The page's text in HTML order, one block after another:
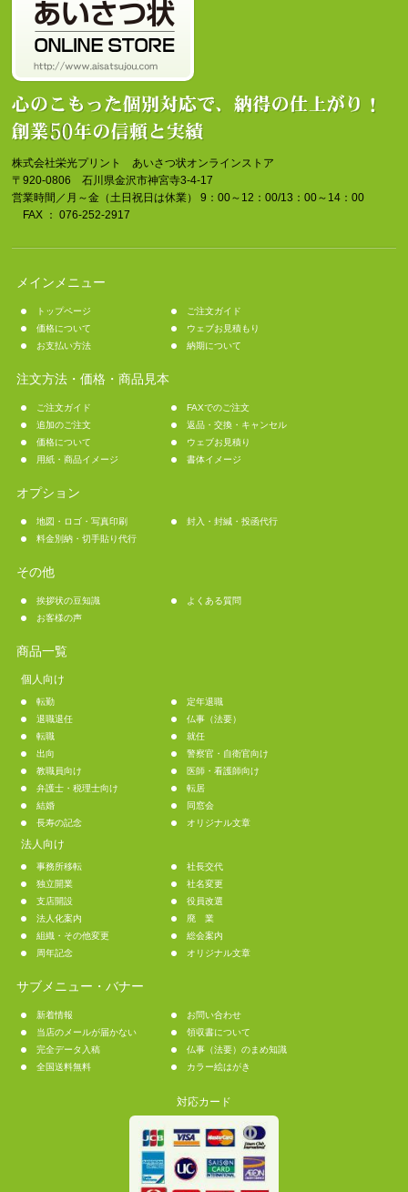
株式会社栄光プリント あいさつ状オンラインストア
〒920-0806 石川県金沢市神宮寺3-4-17
営業時間／月～金（土日祝日は休業） 9：00～12：00/13：00～14：00
FAX ： 076-252-2917
メインメニュー
トップページ
ご注文ガイド
価格について
ウェブお見積もり
お支払い方法
納期について
注文方法・価格・商品見本
ご注文ガイド
FAXでのご注文
追加のご注文
返品・交換・キャンセル
価格について
ウェブお見積り
用紙・商品イメージ
書体イメージ
オプション
地図・ロゴ・写真印刷
封入・封緘・投函代行
料金別納・切手貼り代行
その他
挨拶状の豆知識
よくある質問
お客様の声
商品一覧
個人向け
転勤
定年退職
退職退任
仏事（法要）
転職
就任
出向
警察官・自衛官向け
教職員向け
医師・看護師向け
弁護士・税理士向け
転居
結婚
同窓会
長寿の記念
オリジナル文章
法人向け
事務所移転
社長交代
独立開業
社名変更
支店開設
役員改選
法人化案内
廃 業
組織・その他変更
総会案内
周年記念
オリジナル文章
サブメニュー・バナー
新着情報
お問い合わせ
当店のメールが届かない
領収書について
完全データ入稿
仏事（法要）のまめ知識
全国送料無料
カラー絵はがき
対応カード